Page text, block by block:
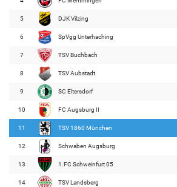
5 DJK Vilzing
6 SpVgg Unterhaching
7 TSV Buchbach
8 TSV Aubstadt
9 SC Eltersdorf
10 FC Augsburg II
11 TSV 1860 München
12 Schwaben Augsburg
13 1.FC Schweinfurt 05
14 TSV Landsberg